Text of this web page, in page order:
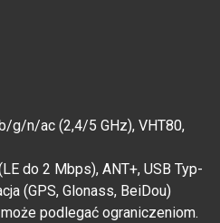
g/n/ac (2,4/5 GHz), VHT80,
do 2 Mbps), ANT+, USB Typ-
(GPS, Glonass, BeiDou)
podlegać ograniczeniom.